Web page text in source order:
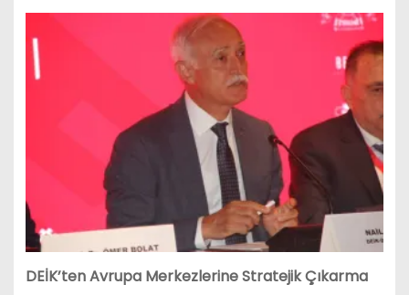
DEİK’ten Avrupa Merkezlerine Stratejik Çıkarma